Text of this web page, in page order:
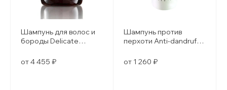
Шампунь для волос и
бороды Delicate
от 4 455 ₽
Шампунь против
перхоти Anti-dandruff
от 1 260 ₽